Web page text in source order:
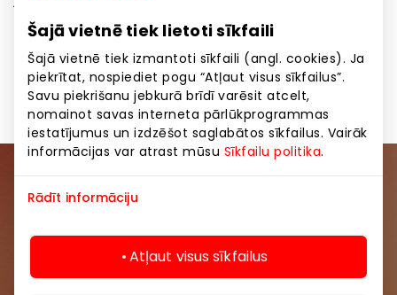
Šajā vietnē tiek lietoti sīkfaili
Šajā vietnē tiek izmantoti sīkfaili (angl. cookies). Ja
piekrītat, nospiediet pogu “Atļaut visus sīkfailus”.
Savu piekrišanu jebkurā brīdī varēsit atcelt,
nomainot savas interneta pārlūkprogrammas
iestatījumus un izdzēšot saglabātos sīkfailus. Vairāk
informācijas var atrast mūsu Sīkfailu politika.
Rādīt informāciju
Atļaut visus sīkfailus
apģērbus mīļdzīvniekiem. Nāciet un izvēlieties!
Pārtikas preces un dzērieni Preces
Pievienojieties mūsu kopienai
Uzzini pirmais par labākajiem piedāvājumiem,
pasākumiem un jaunāko informāciju iepirkšanās un
izklaides centros “AKROPOLE Alfa” un “AKROPOLE